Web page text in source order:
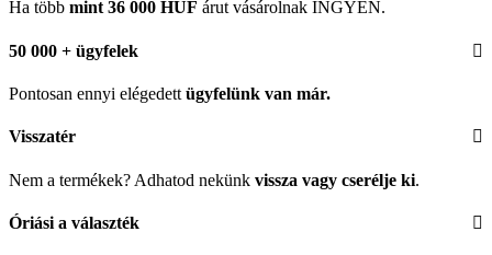
Ha több mint 36 000 HUF árut vásárolnak INGYEN.
50 000 + ügyfelek
Pontosan ennyi elégedett ügyfelünk van már.
Visszatér
Nem a termékek? Adhatod nekünk vissza vagy cserélje ki.
Óriási a választék